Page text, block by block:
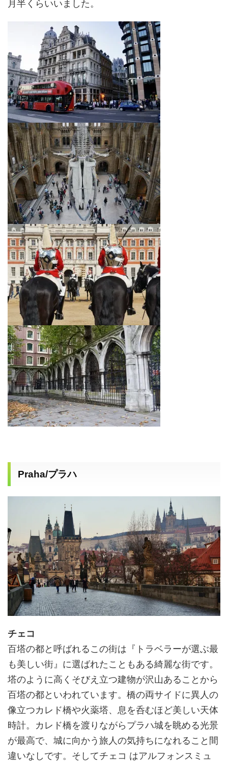
月半くらいいました。
Praha/プラハ
チェコ
百塔の都と呼ばれるこの街は『トラベラーが選ぶ最
も美しい街』に選ばれたこともある綺麗な街です。
塔のように高くそびえ立つ建物が沢山あることから
百塔の都といわれています。橋の両サイドに異人の
像立つカレド橋や火薬塔、息を呑むほど美しい天体
時計。カレド橋を渡りながらプラハ城を眺める光景
が最高で、城に向かう旅人の気持ちになれること間
違いなしです。そしてチェコ はアルフォンスミュ